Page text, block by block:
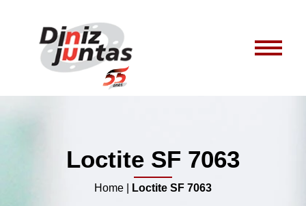
Loctite SF 7063
Home Loctite SF 7063